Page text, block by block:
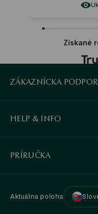
Získané
ZÁKAZNÍCKA
HELP & INFO
PRÍRUČKA
Aktuálna poloha